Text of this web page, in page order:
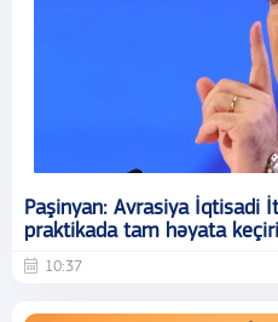
Paşinyan: Avrasiya İqtisadi
praktikada tam həyata
10:37